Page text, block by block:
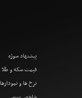
پیشنهاد سوژه
قیمت سکه و طلا
نرخ ها و نمودارها